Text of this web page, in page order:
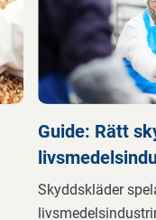
Guide: Rätt
Skyddskläder